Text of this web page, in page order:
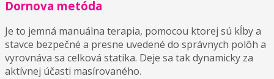
Dornova metóda
Je to jemná manuálna terapia, pomocou ktorej sú kĺby a
stavce bezpečné a presne uvedené do správnych polôh a
vyrovnáva sa celková statika. Deje sa tak dynamicky za
aktívnej účasti masírovaného.